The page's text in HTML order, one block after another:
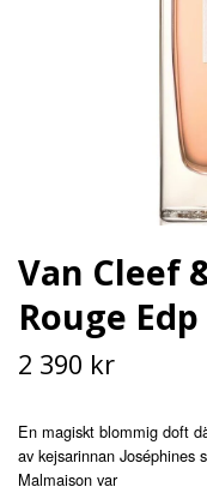
Van Cleef
Rouge
2 390 kr
En magiskt blommig doft
av kejsarinnan Joséphines
Malmaison var